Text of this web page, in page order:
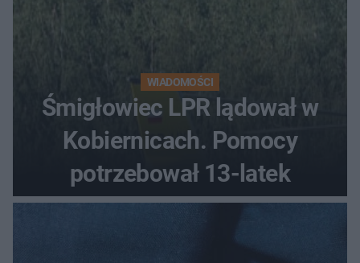
WIADOMOŚCI
Śmigłowiec LPR lądował w
Kobiernicach. Pomocy
potrzebował 13-latek